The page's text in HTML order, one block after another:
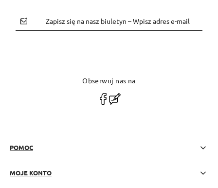
Zapisz się na nasz biuletyn – Wpisz adres e-mail
Obserwuj nas na
POMOC
MOJE KONTO